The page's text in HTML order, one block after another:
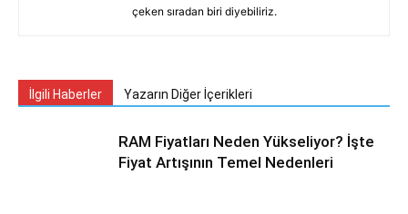
çeken sıradan biri diyebiliriz.
İlgili Haberler Yazarın Diğer İçerikleri
RAM Fiyatları Neden Yükseliyor? İşte
Fiyat Artışının Temel Nedenleri